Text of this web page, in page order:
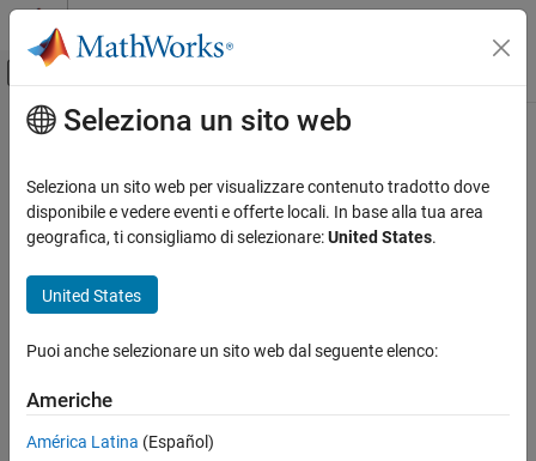
Vai al contenuto
Attiva/disattiva menu di navigazione
Pagina iniziale della documentazione
Contenuto principale
Seleziona un sito web
Seleziona un sito web per visualizzare contenuto tradotto dove
disponibile e vedere eventi e offerte locali. In base alla tua area
geografica, ti consigliamo di selezionare:United States.
United States
Puoi anche selezionare un sito web dal seguente elenco:
Americhe
América Latina (Español)